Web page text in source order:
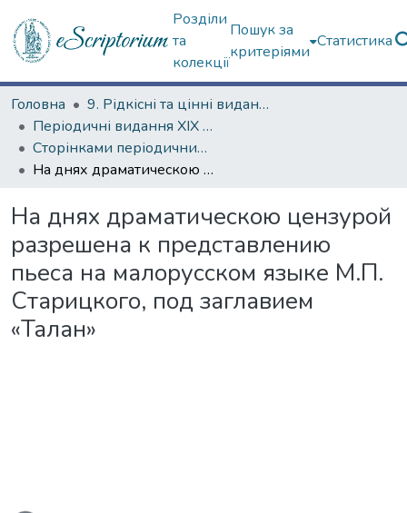
Розділи
та
колекції
Пошук за
критеріями
Статистика
Головна
9. Рідкісні та цінні видання
Періодичні видання ХІХ ст.
Сторінками періодичних видань ХІХ ст.
На днях драматическою цензурой разрешена к представлению пьеса на малорусском языке М.П. Старицкого, под заглавием «Талан»
На днях драматическою цензурой
разрешена к представлению
пьеса на малорусском языке М.П.
Старицкого, под заглавием
«Талан»